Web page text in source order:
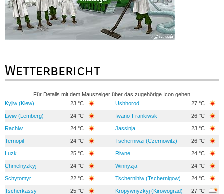
Wetterbericht
Für Details mit dem Mauszeiger über das zugehörige Icon gehen
Kyjiw (Kiew)
23 °C Ushhorod 27 °C
Lwiw (Lemberg) 24 °C Iwano-Frankiwsk 26 °C
Rachiw 24 °C Jassinja 23 °C
Ternopil 24 °C Tscherniwzi (Czernowitz) 26 °C
Luzk 25 °C Riwne 24 °C
Chmelnyzkyj 24 °C Winnyzja 24 °C
Schytomyr 22 °C Tschernihiw (Tschernigow) 24 °C
Tscherkassy 25 °C Kropywnyzkyj (Kirowograd) 27 °C